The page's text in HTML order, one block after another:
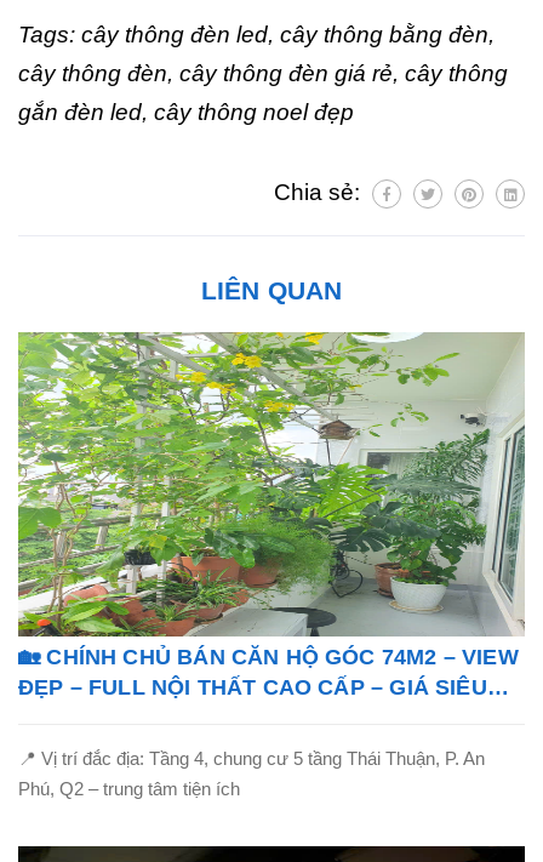
Tags: cây thông đèn led, cây thông bằng đèn,
cây thông đèn, cây thông đèn giá rẻ, cây thông
gắn đèn led, cây thông noel đẹp
Chia sẻ:
LIÊN QUAN
🏡 CHÍNH CHỦ BÁN CĂN HỘ GÓC 74M2 – VIEW
ĐẸP – FULL NỘI THẤT CAO CẤP – GIÁ SIÊU
📍 Vị trí đắc địa: Tầng 4, chung cư 5 tầng Thái Thuận, P. An
Phú, Q2 – trung tâm tiện ích